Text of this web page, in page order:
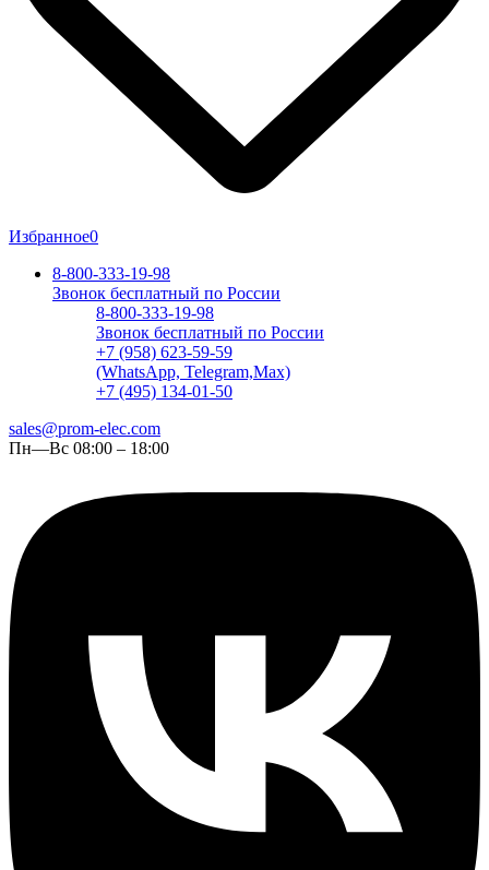
Избранное0
8-800-333-19-98
Звонок бесплатный по России
8-800-333-19-98
Звонок бесплатный по России
+7 (958) 623-59-59
(WhatsApp, Telegram,Max)
+7 (495) 134-01-50
sales@prom-elec.com
Пн—Вс 08:00 – 18:00